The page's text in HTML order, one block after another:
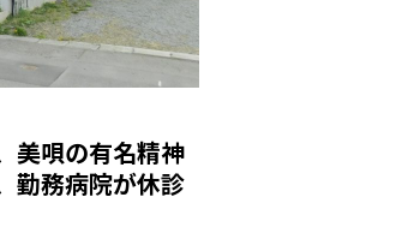
美唄の有名精神
勤務病院が休診